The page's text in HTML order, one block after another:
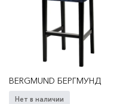
BERGMUND БЕРГМУНД
Нет в наличии